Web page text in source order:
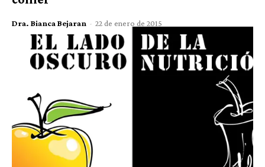
Dra. Bianca Bejaran - 22 de enero de 2015